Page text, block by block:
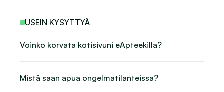
USEIN KYSYTTYÄ
Voinko korvata kotisivuni eApteekilla?
Mistä saan apua ongelmatilanteissa?